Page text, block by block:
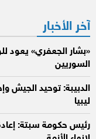
آخر الأخبار
«بشار الجعفري» يعود
السوريين
الدبيبة: توحيد الجيش
ليبيا
رئيس حكومة سبتة: